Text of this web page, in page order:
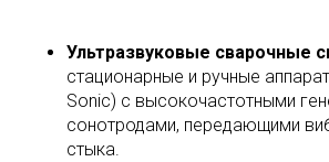
Ультразвуковые сварочные
стационарные и ручные
Sonic) с высокочастотными
сонотродами, передающими
стыка.